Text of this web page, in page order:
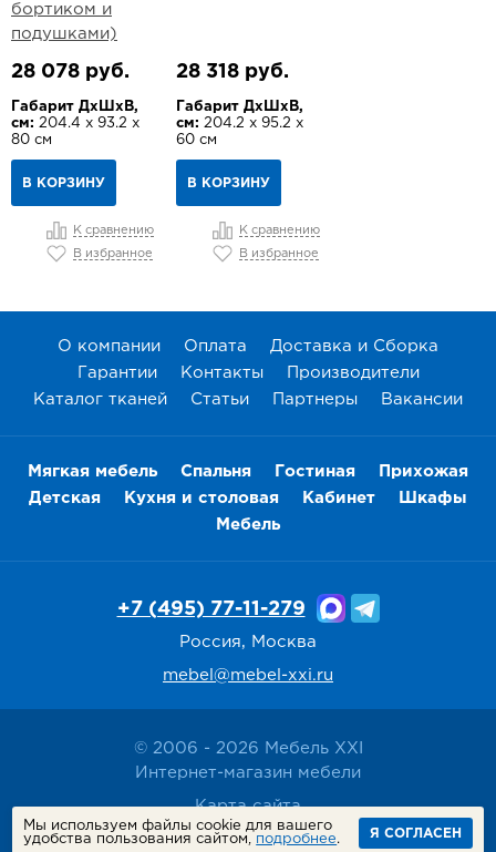
бортиком и
подушками)
28 078 руб.
Габарит ДхШхВ,
см: 204.4 х 93.2 х
80 см
В КОРЗИНУ
К сравнению
В избранное
28 318 руб.
Габарит ДхШхВ,
см: 204.2 х 95.2 х
60 см
В КОРЗИНУ
К сравнению
В избранное
О компании Оплата
Доставка и Сборка
Гарантии
Контакты
Производители
Каталог тканей
Статьи Партнеры Вакансии
Мягкая мебель Спальня Гостиная
Прихожая
Детская
Кухня и столовая Кабинет
Шкафы
Мебель
© 2006 - 2026 Мебель XXI
Интернет-магазин мебели
Карта сайта
Политика конфиденциальности
+7 (495) 77-11-279
Россия, Москва
mebel@mebel-xxi.ru
Мы используем файлы cookie для вашего
удобства пользования сайтом, подробнее. Я СОГЛАСЕН